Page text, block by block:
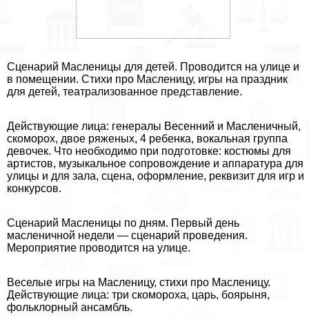
Сценарий Масленицы для детей. Проводится на улице и
в помещении. Стихи про Масленицу, игры на праздник
для детей, театрализованное представление.
Действующие лица: генералы Весенний и Масленичный,
скоморох, двое ряженых, 4 ребенка, вокальная группа
девочек. Что необходимо при подготовке: костюмы для
артистов, музыкальное сопровождение и аппаратура для
улицы и для зала, сцена, оформление, реквизит для игр и
конкурсов.
Сценарий Масленицы по дням. Первый день
масленичной недели — сценарий проведения.
Мероприятие проводится на улице.
Веселые игры на Масленицу, стихи про Масленицу.
Действующие лица: три скомороха, царь, боярыня,
фольклорный ансамбль.